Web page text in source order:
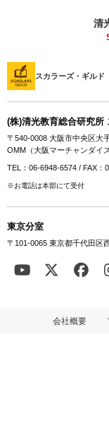
清
スカラーズ・ギルド
(株)清光教育総合研究所
〒540-0008 大阪市中央区大
OMM（大阪マーチャンダイ
TEL：06-6948-6574 / FAX：
※お電話は本部にて受付
東京分室
〒101-0065 東京都千代田区
会社概要